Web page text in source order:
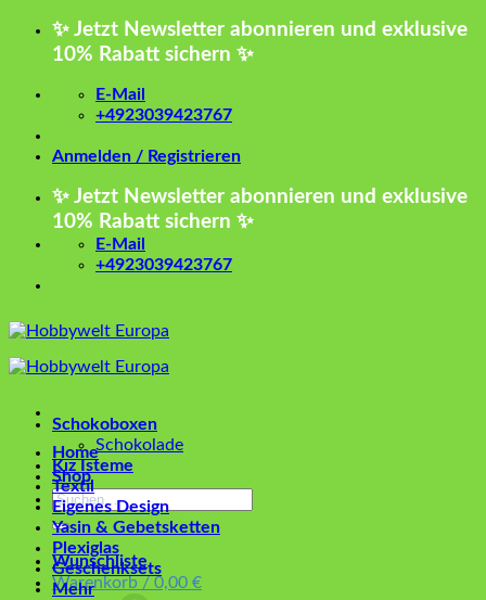
Zum
✨ Jetzt Newsletter abonnieren und exklusive
10% Rabatt sichern ✨
E-Mail
+4923039423767
Anmelden / Registrieren
✨ Jetzt Newsletter abonnieren und exklusive
10% Rabatt sichern ✨
E-Mail
+4923039423767
Home
Shop
Suchen
nach:
Wunschliste
Warenkorb / 0,00 €
Schokoboxen
Schokolade
Kız İsteme
Textil
Eigenes Design
Yasin & Gebetsketten
Plexiglas
Geschenksets
Mehr